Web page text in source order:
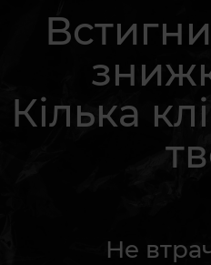
Кілька
Не